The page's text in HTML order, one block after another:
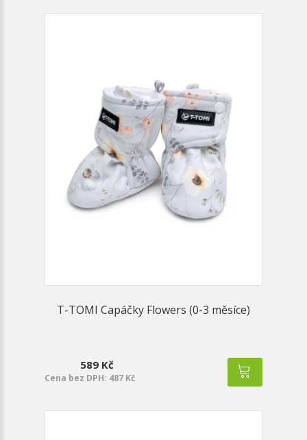
T-TOMI Capáčky Flowers (0-3 měsíce)
589 Kč
Cena bez DPH: 487 Kč